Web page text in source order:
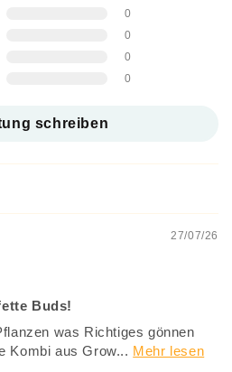
0
0
0
0
schreiben
27/07/26
Buds!
was Richtiges gönnen
Kombi aus Grow... Mehr lesen